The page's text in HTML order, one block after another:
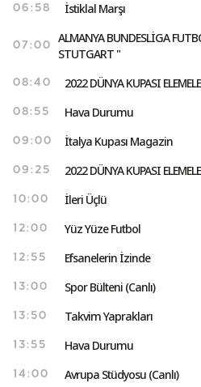
06:58 İstiklal Marşı
07:00
ALMANYA BUNDESLİGA
STUTGART "
08:40 2022 DÜNYA KUPASI
08:55 Hava Durumu
09:00 İtalya Kupası Magazin
09:25 2022 DÜNYA KUPASI
10:00 İleri Üçlü
12:00 Yüz Yüze Futbol
12:55 Efsanelerin İzinde
13:00 Spor Bülteni (Canlı)
13:50 Takvim Yaprakları
13:55 Hava Durumu
14:00 Avrupa Stüdyosu (Canlı)